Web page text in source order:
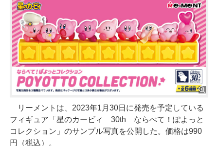
リーメントは、2023年1月30日に発売を予定している
フィギュア「星のカービィ 30th ならべて！ぽよっと
コレクション」のサンプル写真を公開した。価格は990
円（税込）。